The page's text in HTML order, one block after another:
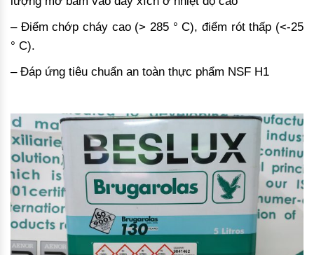
– Điểm chớp cháy cao (> 285 ° C), điểm rót thấp (<-25
° C).
– Đáp ứng tiêu chuẩn an toàn thực phẩm NSF H1